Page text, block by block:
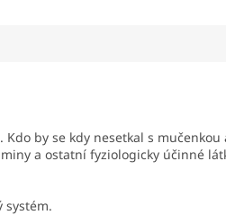
by se kdy nesetkal s
a ostatní fyziologicky účinné
systém.